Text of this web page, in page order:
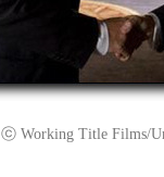
ⓒ Working Title Films/